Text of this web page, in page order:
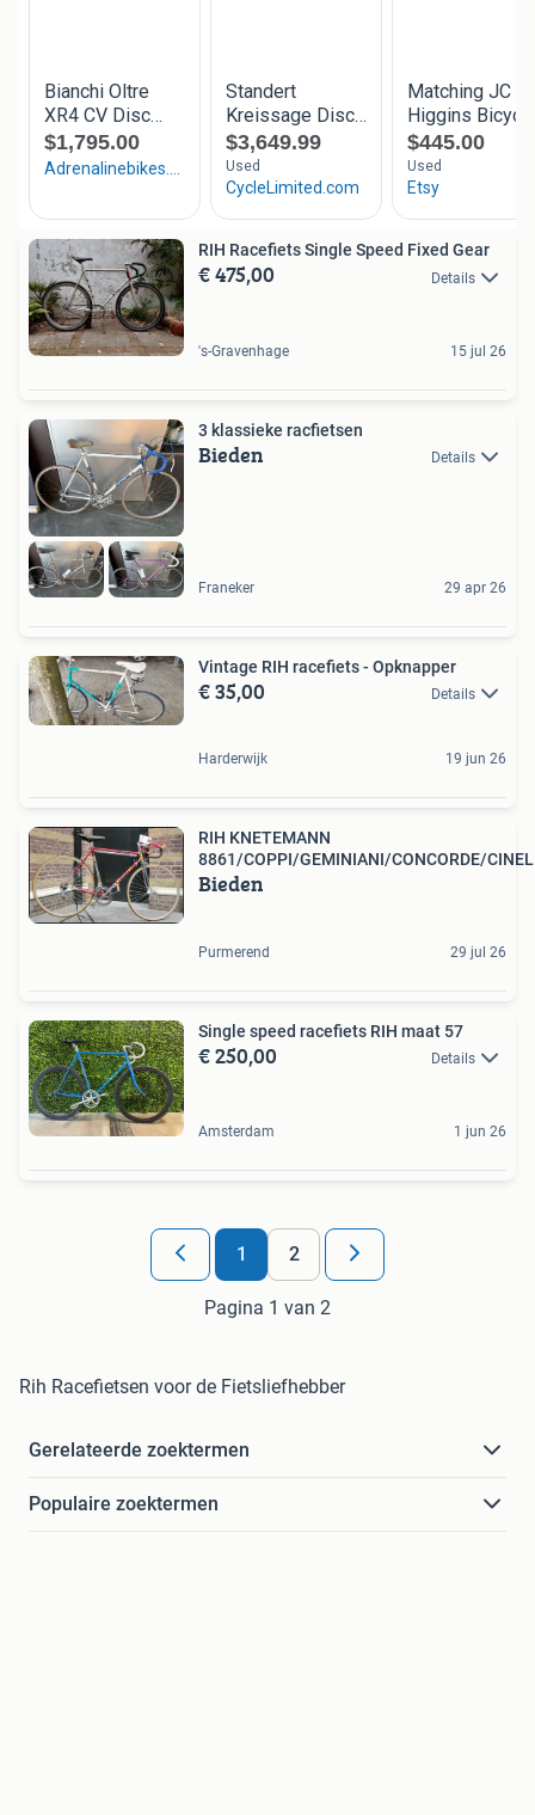
RIH Racefiets Single Speed Fixed Gear
€ 475,00 Details
's-Gravenhage 15 jul 26
3 klassieke racfietsen
Bieden Details
Franeker 29 apr 26
Vintage RIH racefiets - Opknapper
€ 35,00 Details
Harderwijk 19 jun 26
RIH KNETEMANN
8861/COPPI/GEMINIANI/CONCORDE/
Bieden
Purmerend 29 jul 26
Single speed racefiets RIH maat 57
€ 250,00 Details
Amsterdam 1 jun 26
1 2
Pagina 1 van 2
Rih Racefietsen voor de Fietsliefhebber
Gerelateerde zoektermen
Populaire zoektermen